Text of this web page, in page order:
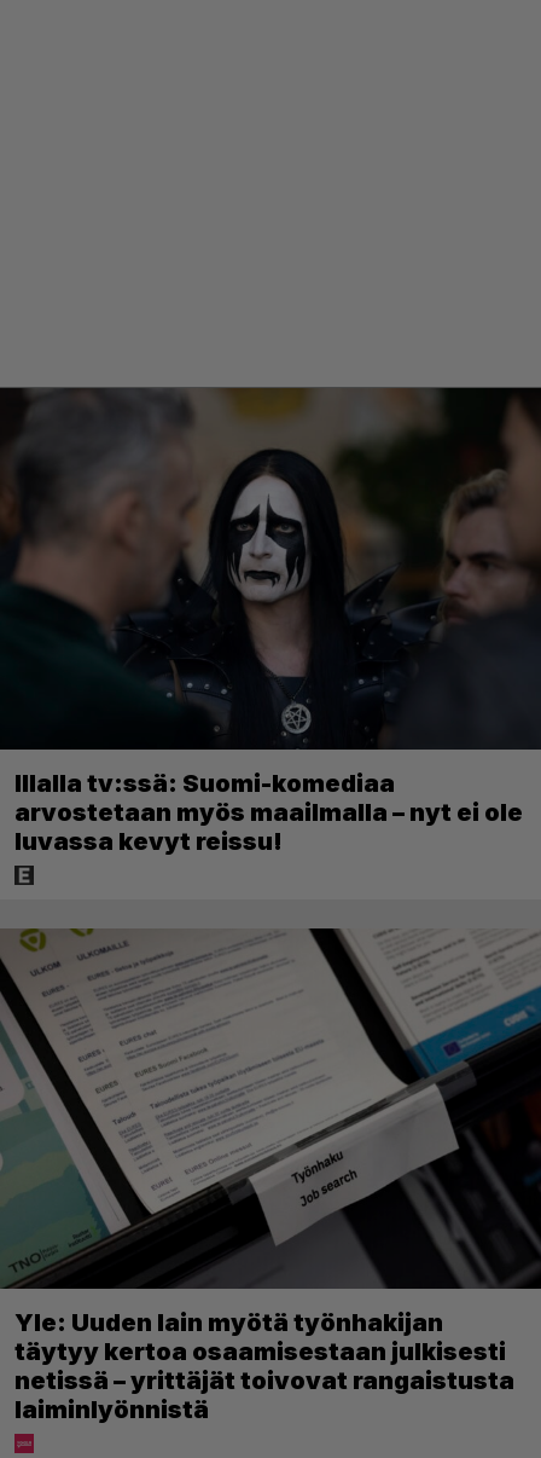
Illalla tv:ssä: Suomi-komediaa
arvostetaan myös maailmalla – nyt ei ole
luvassa kevyt reissu!
Yle: Uuden lain myötä työnhakijan
täytyy kertoa osaamisestaan julkisesti
netissä – yrittäjät toivovat rangaistusta
laiminlyönnistä